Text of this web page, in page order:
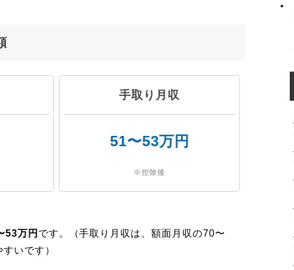
手取り月収
51〜53万円
※控除後
53万円 です。（手取り月収は、額面月収の70〜
いです）